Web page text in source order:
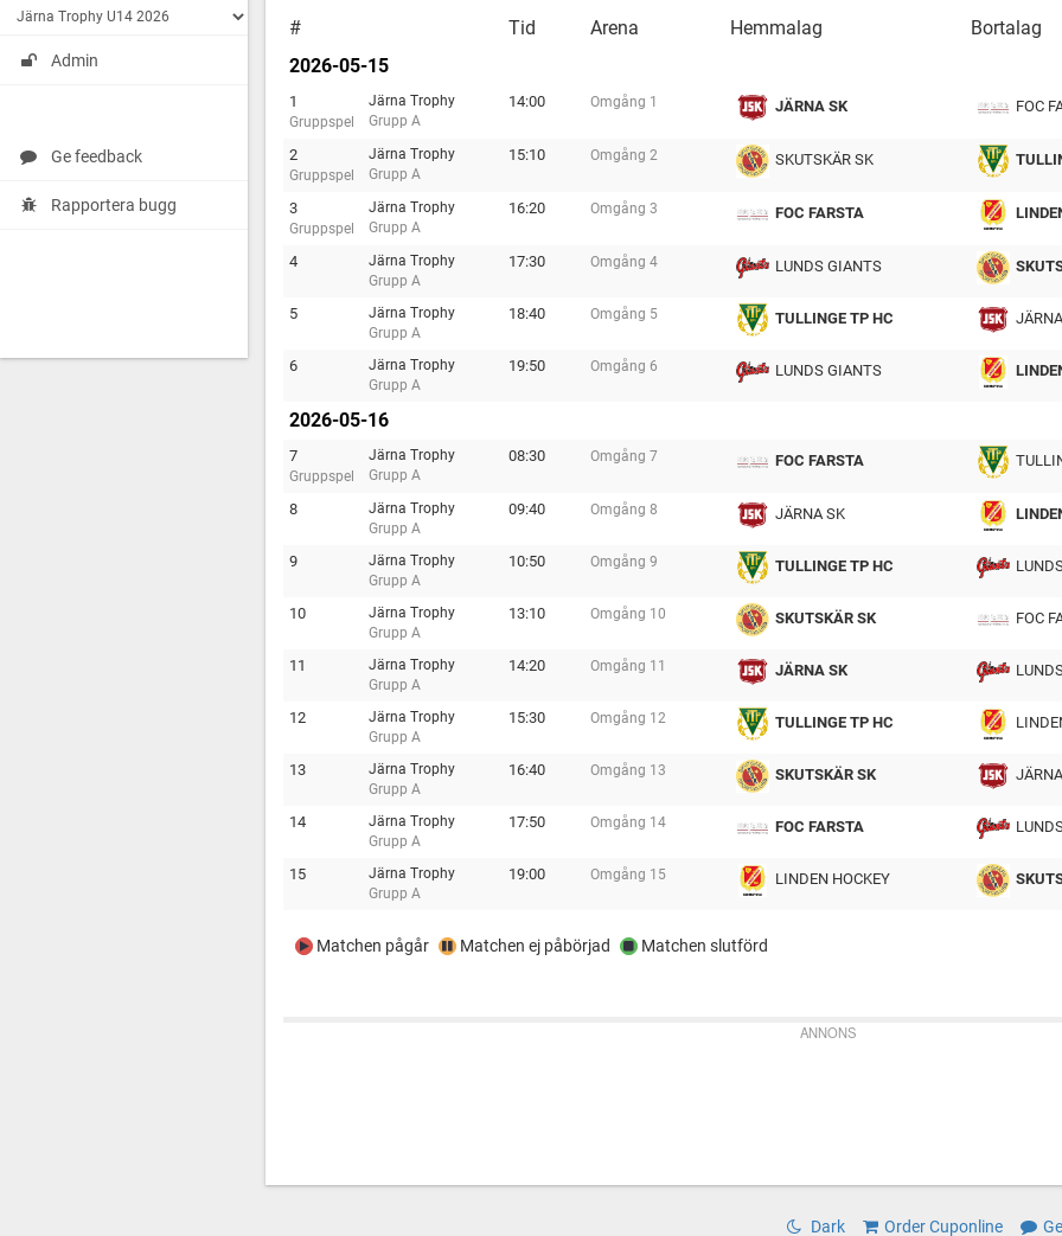
Admin
Ge feedback
Rapportera bugg
# Tid Arena Hemmalag Bortalag
2026-05-15
1
Gruppspel
Järna Trophy
Grupp A
14:00 Omgång 1 JÄRNA SK FOC
2
Gruppspel
Järna Trophy
Grupp A
15:10 Omgång 2 SKUTSKÄR SK
3
Gruppspel
Järna Trophy
Grupp A
16:20 Omgång 3 FOC FARSTA
4
Järna Trophy
Grupp A
17:30 Omgång 4 LUNDS GIANTS
5
Järna Trophy
Grupp A
18:40 Omgång 5 TULLINGE TP HC
6
Järna Trophy
Grupp A
19:50 Omgång 6 LUNDS GIANTS
2026-05-16
7
Gruppspel
Järna Trophy
Grupp A
08:30 Omgång 7 FOC FARSTA
8
Järna Trophy
Grupp A
09:40 Omgång 8 JÄRNA SK
9
Järna Trophy
Grupp A
10:50 Omgång 9 TULLINGE TP HC
10
Järna Trophy
Grupp A
13:10 Omgång 10 SKUTSKÄR SK FOC
11
Järna Trophy
Grupp A
14:20 Omgång 11 JÄRNA SK
12
Järna Trophy
Grupp A
15:30 Omgång 12 TULLINGE TP HC
13
Järna Trophy
Grupp A
16:40 Omgång 13 SKUTSKÄR SK
14
Järna Trophy
Grupp A
17:50 Omgång 14 FOC FARSTA
15
Järna Trophy
Grupp A
19:00 Omgång 15 LINDEN HOCKEY
Matchen pågår Matchen ej påbörjad Matchen slutförd
ANNONS
Dark Order Cuponline